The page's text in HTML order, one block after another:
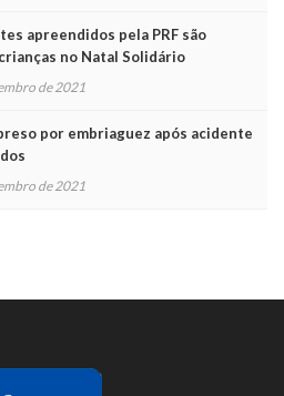
apreendidos pela PRF são
no Natal Solidário
de 2021
por embriaguez após acidente
de 2021